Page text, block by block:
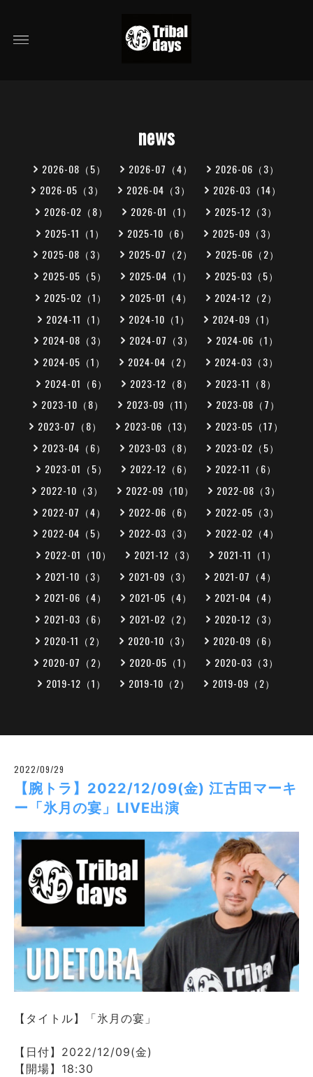
news
2026-08（5） 2026-07（4）
2026-06（3）
2026-05（3）
2026-04（3）
2026-03（14）
2026-02（8）
2026-01（1）
2025-12（3）
2025-11（1）
2025-10（6）
2025-09（3）
2025-08（3）
2025-07（2）
2025-06（2）
2025-05（5）
2025-04（1）
2025-03（5）
2025-02（1）
2025-01（4）
2024-12（2）
2024-11（1）
2024-10（1）
2024-09（1）
2024-08（3）
2024-07（3）
2024-06（1）
2024-05（1）
2024-04（2）
2024-03（3）
2024-01（6）
2023-12（8）
2023-11（8）
2023-10（8）
2023-09（11）
2023-08（7）
2023-07（8）
2023-06（13）
2023-05（17）
2023-04（6）
2023-03（8）
2023-02（5）
2023-01（5）
2022-12（6）
2022-11（6）
2022-10（3）
2022-09（10）
2022-08（3）
2022-07（4）
2022-06（6）
2022-05（3）
2022-04（5）
2022-03（3）
2022-02（4）
2022-01（10）
2021-12（3）
2021-11（1）
2021-10（3）
2021-09（3）
2021-07（4）
2021-06（4）
2021-05（4）
2021-04（4）
2021-03（6）
2021-02（2）
2020-12（3）
2020-11（2）
2020-10（3）
2020-09（6）
2020-07（2）
2020-05（1）
2020-03（3）
2019-12（1）
2019-10（2） 2019-09（2）
2022/09/29
【腕トラ】2022/12/09(金) 江古田マーキ
ー「氷月の宴」LIVE出演
【タイトル】「氷月の宴」
【日付】2022/12/09(金)
【開場】18:30